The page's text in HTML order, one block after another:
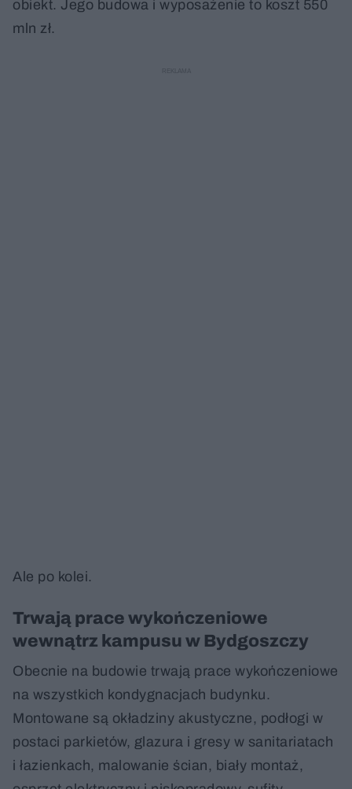
obiekt. Jego budowa i wyposażenie to koszt 550
mln zł.
Ale po kolei.
Trwają prace wykończeniowe
wewnątrz kampusu w Bydgoszczy
Obecnie na budowie trwają prace wykończeniowe
na wszystkich kondygnacjach budynku.
Montowane są okładziny akustyczne, podłogi w
postaci parkietów, glazura i gresy w sanitariatach
i łazienkach, malowanie ścian, biały montaż,